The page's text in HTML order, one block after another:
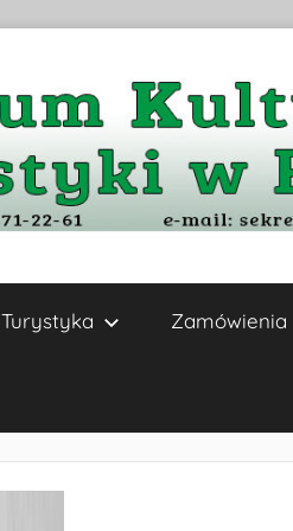
Turystyka Zamówienia